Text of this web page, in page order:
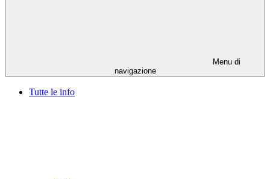
Menu di
navigazione
Tutte le info